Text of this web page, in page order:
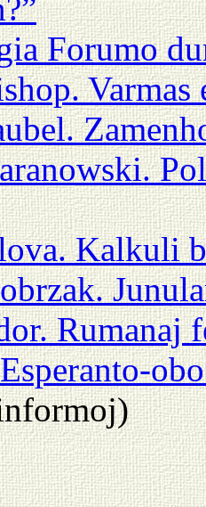
Forumo
Varmas
Kalkuli
Rumanaj